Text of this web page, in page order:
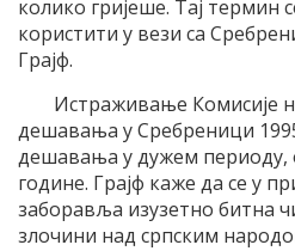
колико гријеше. Тај термин
користити у вези са
Грајф.
Истраживање Комисије
дешавања у Сребреници
дешавања у дужем периоду,
године. Грајф каже да се у
заборавља изузетно битна
злочини над српским